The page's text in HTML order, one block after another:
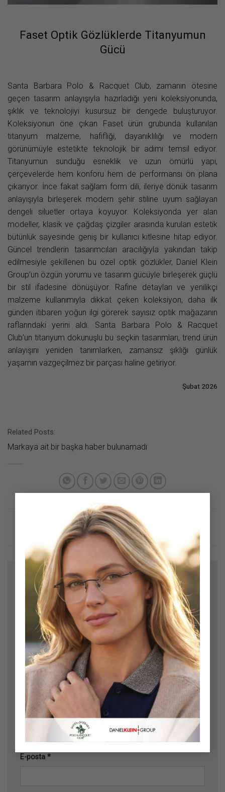
Faset Optik Gözlüklerde Titanyumun
Gücü
Santa Barbara Polo & Racquet Club, zamanın ötesine
geçen tasarım anlayışıyla hazırladığı yeni koleksiyonunda,
şıklık ve teknolojiyi kusursuz bir dengede buluşturuyor.
Koleksiyonun öne çıkan Faset ürün grubunda kullanılan
titanyum malzeme, hafifliği, dayanıklılığı ve modern
görünümüyle estetikte teknolojik bir adımı temsil ediyor.
Titanyumun sunduğu esneklik ve uzun ömürlü yapı,
çerçevelerde hem konforu hem de performansı ön plana
çıkarıyor. İnce fakat sağlam form dili, ileriye dönük tasarım
anlayışıyla birleşerek modern şehir stiline uyum sağlayan
dengeli siluetler ortaya koyuyor. Koleksiyonda yer alan
modeller, klasik ve çağdaş çizgiler arasında kurulan estetik
bütünlük sayesinde geniş bir kullanıcı kitlesine hitap ediyor.
Güncel trendlerin tasarımcıları aracılığıyla yakından takip
edilmesiyle şekillenen bu özel optik gözlükler, Daniel Klein
Group’un özgün yorumu ve tasarım gücüyle birleşerek güçlü
bir stil ifadesine dönüşüyor. Rafine detayları ve yenilikçi
malzeme kullanımıyla dikkat çeken koleksiyon, daha ilk
günden itibaren yoğun ilgi görerek sayısız optik mağazanın
raflarındaki yerini aldı. Santa Barbara Polo & Racquet
Club’un titanyum dokunuşlu bu seçkin tasarımları, trend ürün
anlayışını yeniden tanımlarken, zamansız şıklığı günlük
yaşamın vazgeçilmez bir parçası haline getiriyor.
Şubat 2026
Related Posts:
Markaya ait bir başka haber bulunamadı
Bir yanıt yazın
E-posta adresiniz yayınlanmayacak. Gerekli alanlar
ile işaretlenmişlerdir
Yorum*
Ad *
E-posta *